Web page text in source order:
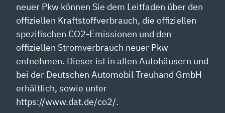
neuer Pkw können Sie dem Leitfaden über den
offiziellen Kraftstoffverbrauch, die offiziellen
spezifischen CO2-Emissionen und den
offiziellen Stromverbrauch neuer Pkw
entnehmen. Dieser ist in allen Autohäusern und
bei der Deutschen Automobil Treuhand GmbH
erhältlich, sowie unter
https://www.dat.de/co2/.